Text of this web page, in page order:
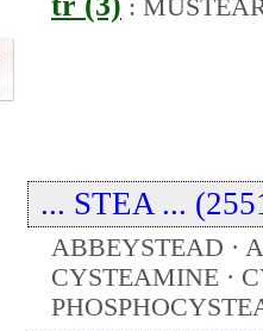
:
... STEA ...
ABBEYSTEAD ·
CYSTEAMINE ·